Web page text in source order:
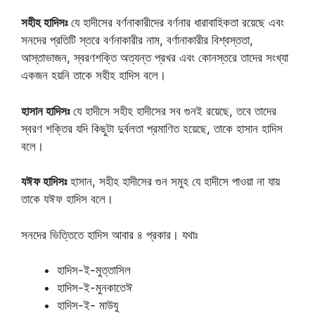
সহীহ হাদিসঃযে হাদীসের বর্ণনাকারীদের বর্ণনার ধারাবাহিকতা রয়েছে এবং
সনদের প্রতিটি স্তরে বর্ণনাকারীর নাম, বর্ণানাকারীর বিশ্বস্ততা,
আস্তাভাজন, স্বরণশক্তি অত্যন্ত প্রখর এবং কোনস্তরে তাদের সংখ্যা
একজন হয়নি তাকে সহীহ হাদিস বলে।
হাসান হাদিসঃযে হাদীসে সহীহ হাদীসের সব গুনই রয়েছে, তবে তাদের
স্বরণ শক্তির যদি কিছুটা দুর্বলতা প্রমাণিত হয়েছে, তাকে হাসান হাদিস
বলে।
যঈফ হাদিসঃহাসান, সহীহ হাদীসের গুন সমুহ যে হাদীসে পাওয়া না যায়
তাকে যঈফ হাদিস বলে।
সনদের ভিত্তিতে হাদিস আবার ৪ প্রকার। যথাঃ
হাদিস-ই-মুত্তাসিল
হাদিস-ই-মুনকাতেঈ
হাদিস-ই- মাউযু